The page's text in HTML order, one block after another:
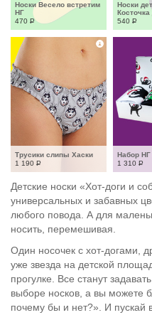
Носки Весело встретим
НГ
470 Р
Носки
Косточка
540 Р
Трусики слипы Хаски
1 190 Р
Набор
1 310 Р
Детские носки «Хот-доги и
универсальных и забавных
любого повода. А для
носить, перемешивая.
Один носочек с хот-догами,
уже звезда на детской
прогулке. Все станут
выборе носков, а вы можете
почему бы и нет?». И пускай